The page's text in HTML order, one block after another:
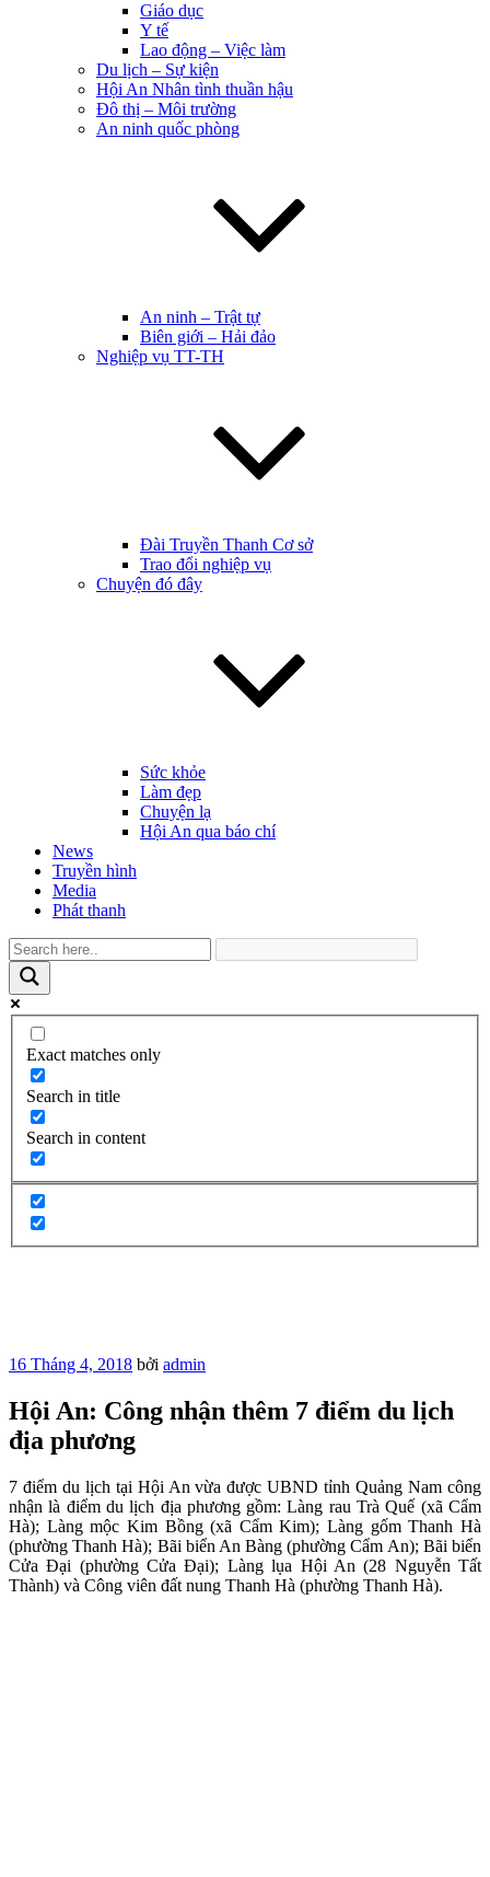
Giáo dục
Y tế
Lao động – Việc làm
Du lịch – Sự kiện
Hội An Nhân tình thuần hậu
Đô thị – Môi trường
An ninh quốc phòng
An ninh – Trật tự
Biên giới – Hải đảo
Nghiệp vụ TT-TH
Đài Truyền Thanh Cơ sở
Trao đổi nghiệp vụ
Chuyện đó đây
Sức khỏe
Làm đẹp
Chuyện lạ
Hội An qua báo chí
News
Truyền hình
Media
Phát thanh
Exact matches only
Search in title
Search in content
Đăng
16 Tháng 4, 2018 bởi admin
Hội An: Công nhận thêm 7 điểm du lịch
địa phương
7 điểm du lịch tại Hội An vừa được UBND tỉnh Quảng Nam công
nhận là điểm du lịch địa phương gồm: Làng rau Trà Quế (xã Cẩm
Hà); Làng mộc Kim Bồng (xã Cẩm Kim); Làng gốm Thanh Hà
(phường Thanh Hà); Bãi biển An Bàng (phường Cẩm An); Bãi biển
Cửa Đại (phường Cửa Đại); Làng lụa Hội An (28 Nguyễn Tất
Thành) và Công viên đất nung Thanh Hà (phường Thanh Hà).